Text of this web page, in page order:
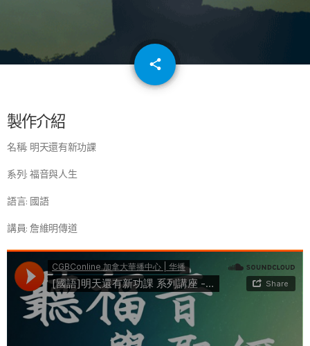
share
email
製作介紹
名稱: 明天還有新功課
系列: 福音與人生
語言: 國語
講員: 詹維明傳道